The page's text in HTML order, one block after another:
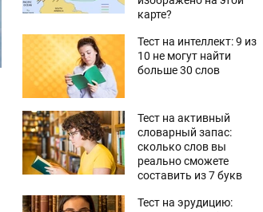
карте?
Тест на интеллект: 9 из
10 не могут найти
больше 30 слов
Тест на активный
словарный запас:
сколько слов вы
реально сможете
составить из 7 букв
Тест на эрудицию: